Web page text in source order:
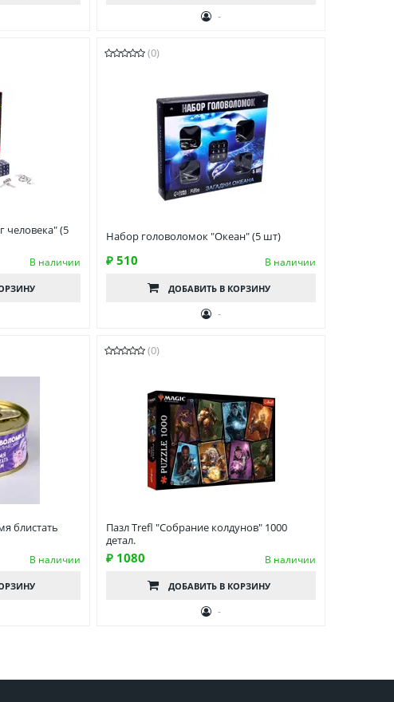
-
человека" (5
В наличии
(0)
Набор головоломок "Океан" (5 шт)
₽ 510 В наличии
ДОБАВИТЬ В КОРЗИНУ
-
блистать
В наличии
(0)
Пазл Trefl "Собрание колдунов" 1000
детал.
₽ 1080 В наличии
ДОБАВИТЬ В КОРЗИНУ
-